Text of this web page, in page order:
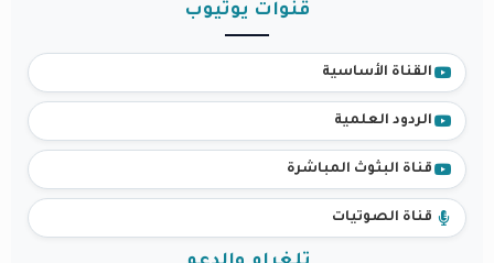
قنوات يوتيوب
القناة الأساسية
الردود العلمية
قناة البثوث المباشرة
قناة الصوتيات